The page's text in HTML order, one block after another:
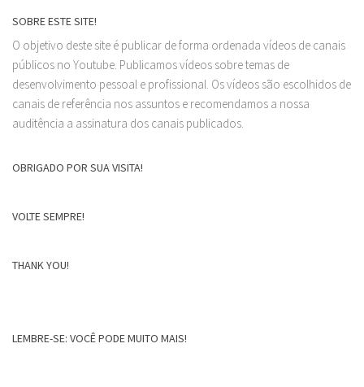
SOBRE ESTE SITE!
O objetivo deste site é publicar de forma ordenada vídeos de canais
públicos no Youtube. Publicamos vídeos sobre temas de
desenvolvimento pessoal e profissional. Os vídeos são escolhidos de
canais de referência nos assuntos e recomendamos a nossa
auditência a assinatura dos canais publicados.
OBRIGADO POR SUA VISITA!
VOLTE SEMPRE!
THANK YOU!
LEMBRE-SE: VOCÊ PODE MUITO MAIS!